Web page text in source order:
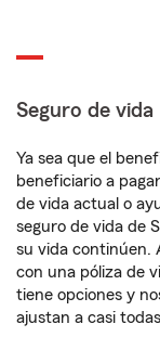
Seguro de vida
Ya sea que el
beneficiario a
de vida actual o
seguro de vida de
su vida continúen.
con una póliza de
tiene opciones y
ajustan a casi